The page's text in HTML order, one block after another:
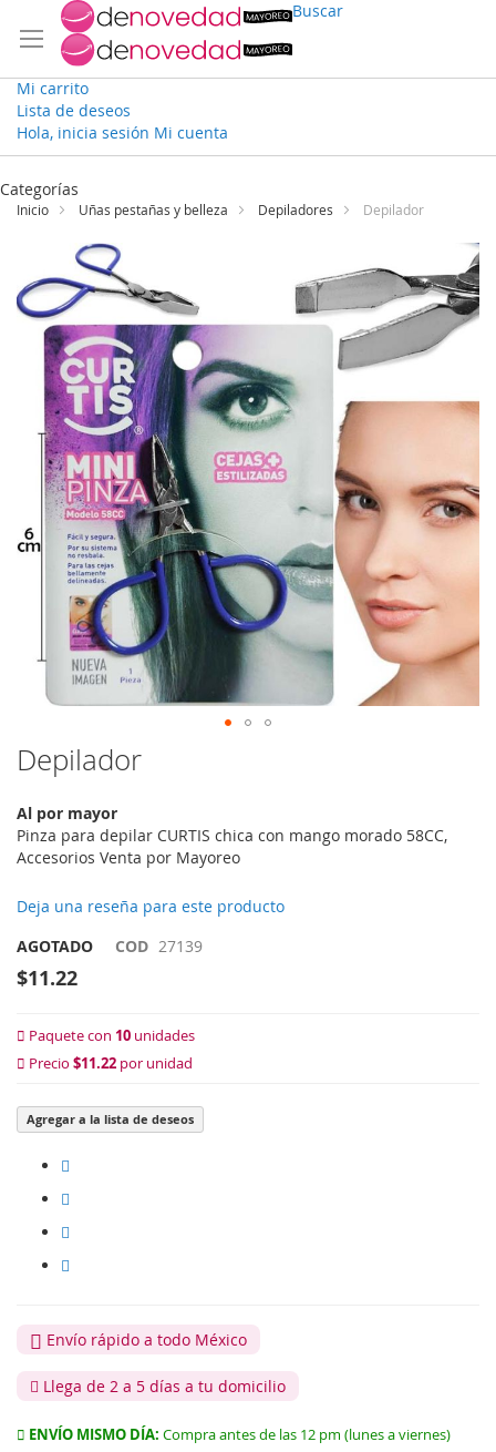
Buscar
Mi carrito
Lista de deseos
Hola, inicia sesión Mi cuenta
Ir
contenido
Categorías
Inicio Uñas pestañas y belleza Depiladores Depilador
final
de
galería
imágenes
Saltar
al
de
la
galería
imágenes
Depilador
Al por mayor
Pinza para depilar CURTIS chica con mango morado 58CC,
Accesorios Venta por Mayoreo
Deja una reseña para este producto
AGOTADO
COD 27139
$11.22
Paquete con 10 unidades
Precio $11.22 por unidad
Agregar a la lista de deseos
Envío rápido a todo México
Llega de 2 a 5 días a tu domicilio
ENVÍO MISMO DÍA: Compra antes de las 12 pm (lunes a viernes)